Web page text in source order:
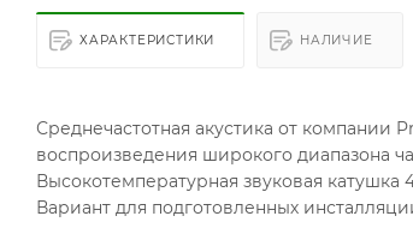
ХАРАКТЕРИСТИКИ НАЛИЧИЕ
Среднечастотная акустика от
воспроизведения широкого диапазона
Высокотемпературная звуковая
Вариант для подготовленных